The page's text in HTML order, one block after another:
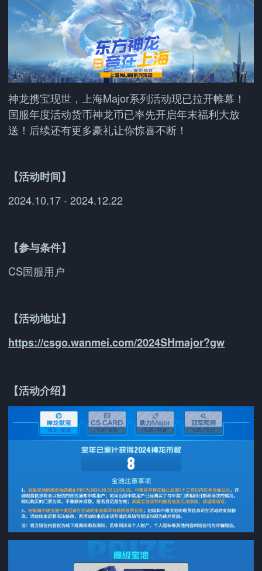
神龙携宝现世，上海Major系列活动现已拉开帷幕！
国服年度活动货币神龙币已率先开启年末福利大放
送！后续还有更多豪礼让你惊喜不断！
【活动时间】
2024.10.17 - 2024.12.22
【参与条件】
CS国服用户
【活动地址】
https://csgo.wanmei.com/2024SHmajor?gw
【活动介绍】